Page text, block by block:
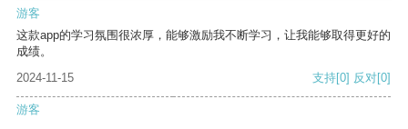
游客
这款app的学习氛围很浓厚，能够激励我不断学习，让我能够取得更好的
成绩。
2024-11-15
支持[0] 反对[0]
游客